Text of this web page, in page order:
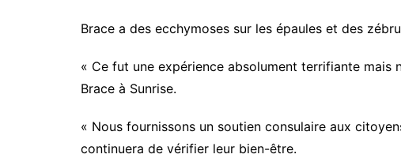
Brace a des ecchymoses sur les épaules et des
« Ce fut une expérience absolument terrifiante mais
Brace à Sunrise.
« Nous fournissons un soutien consulaire aux
continuera de vérifier leur bien-être.